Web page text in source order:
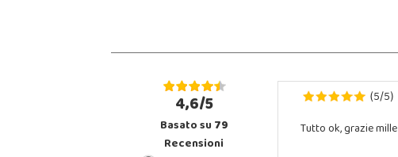
4,6/5
Basato su79
Recensioni
(5/5)
Tutto ok, grazie mille